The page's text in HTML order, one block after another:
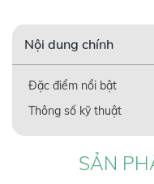
Nội dung chính
Đặc điểm nổi bật
Thông số kỹ thuật
SẢN